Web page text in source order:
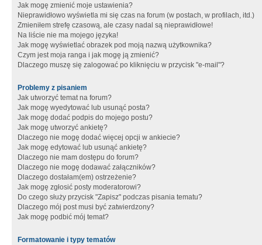
Jak mogę zmienić moje ustawienia?
Nieprawidłowo wyświetla mi się czas na forum (w postach, w profilach, itd.)
Zmieniłem strefę czasową, ale czasy nadal są nieprawidłowe!
Na liście nie ma mojego języka!
Jak mogę wyświetlać obrazek pod moją nazwą użytkownika?
Czym jest moja ranga i jak mogę ją zmienić?
Dlaczego muszę się zalogować po kliknięciu w przycisk "e-mail"?
Problemy z pisaniem
Jak utworzyć temat na forum?
Jak mogę wyedytować lub usunąć posta?
Jak mogę dodać podpis do mojego postu?
Jak mogę utworzyć ankietę?
Dlaczego nie mogę dodać więcej opcji w ankiecie?
Jak mogę edytować lub usunąć ankietę?
Dlaczego nie mam dostępu do forum?
Dlaczego nie mogę dodawać załączników?
Dlaczego dostałam(em) ostrzeżenie?
Jak mogę zgłosić posty moderatorowi?
Do czego służy przycisk "Zapisz" podczas pisania tematu?
Dlaczego mój post musi być zatwierdzony?
Jak mogę podbić mój temat?
Formatowanie i typy tematów